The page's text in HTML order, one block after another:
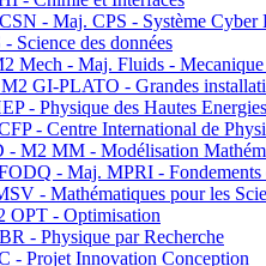
- Maj. CPS - Système Cyber
Science des données
Mech - Maj. Fluids - Mecanique
GI-PLATO - Grandes
- Physique des Hautes Energies
- Centre International de
M2 MM - Modélisation
- Maj. MPRI - Fondements
- Mathématiques pour les
- Optimisation
- Physique par Recherche
- Projet Innovation Conception